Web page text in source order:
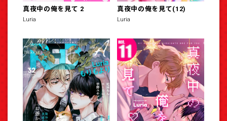
真夜中の俺を見て 2
Luria
真夜中の俺を見て(12)
Luria